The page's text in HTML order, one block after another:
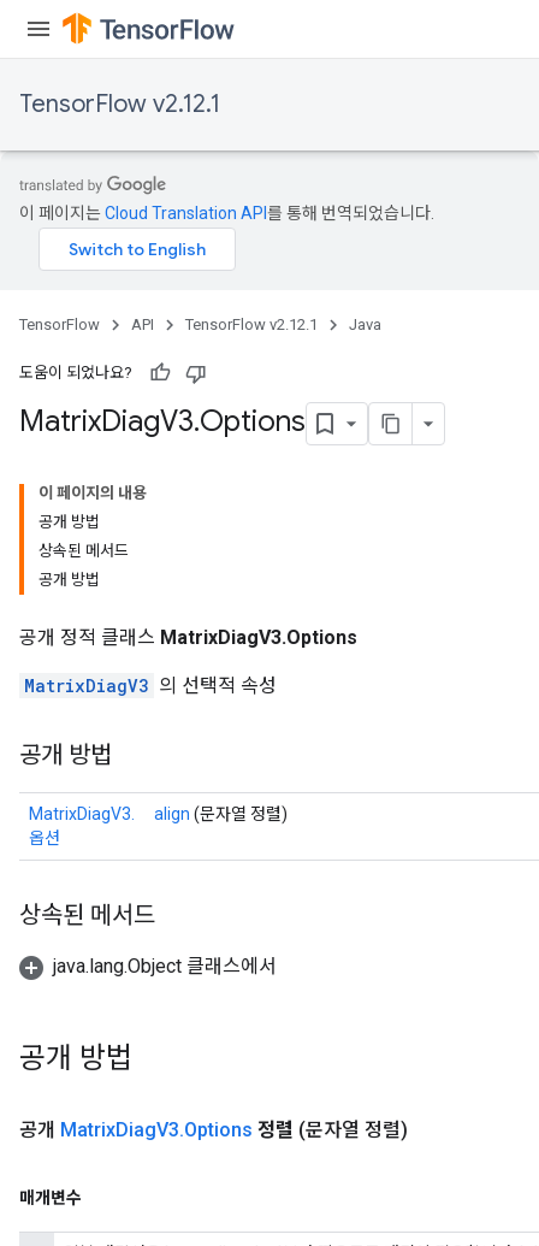
TensorFlow v2.12.1
이 페이지는Cloud Translation API 를 통해 번역되었습니다.
TensorFlow API TensorFlow v2.12.1 Java
도움이 되었나요?
MatrixDiagV3.Options
이 페이지의 내용
공개 방법
상속된 메서드
공개 방법
공개 정적 클래스 MatrixDiagV3.Options
MatrixDiagV3 의 선택적 속성
공개 방법
MatrixDiagV3.
옵션
align (문자열 정렬)
상속된 메서드
java.lang.Object 클래스에서
공개 방법
공개 MatrixDiagV3.Options 정렬 (문자열 정렬)
매개변수